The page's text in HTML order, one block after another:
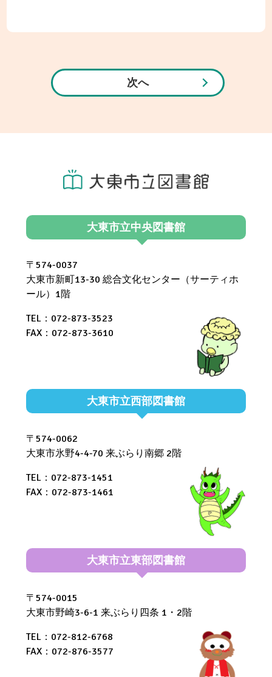
ン
ナ
ス
の
知
せ
立
図
館
用
ア
ト
（令
年
協
だ
さ
次へ
大東市立中央図書館
〒574-0037
大東市新町13-30 総合文化センター（サーティホ
ール）1階
TEL：072-873-3523
FAX：072-873-3610
大東市立西部図書館
〒574-0062
大東市氷野4-4-70 来ぶらり南郷 2階
TEL：072-873-1451
FAX：072-873-1461
大東市立東部図書館
〒574-0015
大東市野崎3-6-1 来ぶらり四条 1・2階
TEL：072-812-6768
FAX：072-876-3577